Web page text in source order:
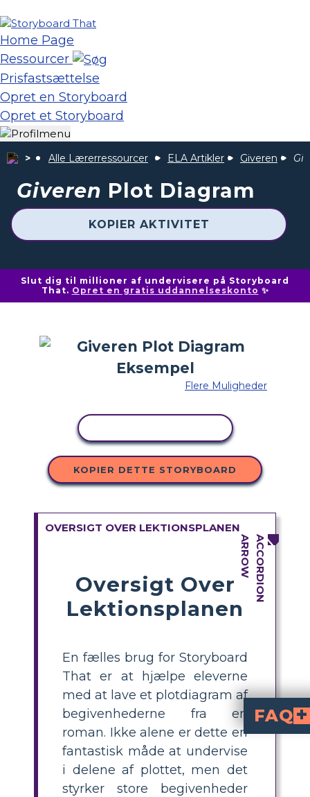
Home Page
Ressourcer
Prisfastsættelse
Opret en Storyboard
Opret et Storyboard
Alle Lærerressourcer ELA Artikler Giveren
Giveren Plot Diagram
KOPIER AKTIVITET
Slut dig til millioner af undervisere på Storyboard
That. Opret en gratis uddannelseskonto ✨
Flere Muligheder
KOPIER DETTE STORYBOARD
OVERSIGT OVER LEKTIONSPLANEN
Oversigt Over
Lektionsplanen
En fælles brug for Storyboard
That er at hjælpe eleverne
med at lave et plotdiagram af
begivenhederne fra en
roman. Ikke alene er dette en
fantastisk måde at undervise
i delene af plottet, men det
styrker store begivenheder
FAQ